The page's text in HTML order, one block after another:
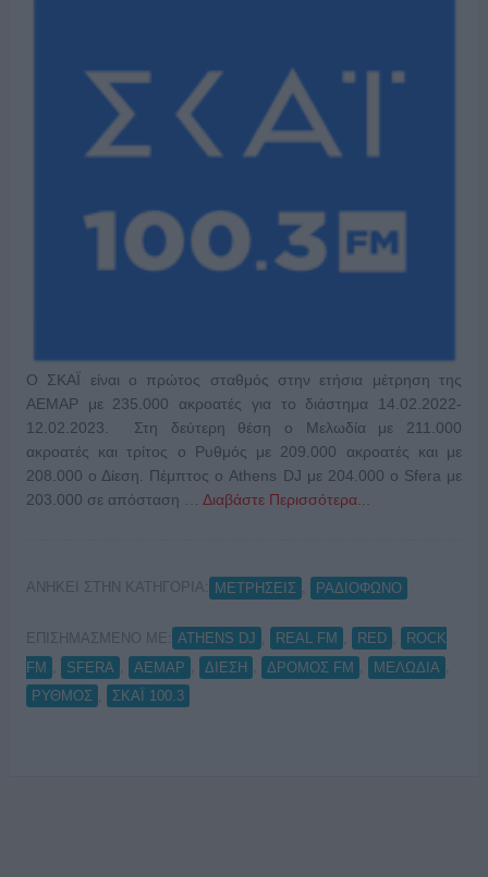
Ο ΣΚΑΪ είναι ο πρώτος σταθμός στην ετήσια μέτρηση της
ΑΕΜΑΡ με 235.000 ακροατές για το διάστημα 14.02.2022-
12.02.2023. Στη δεύτερη θέση ο Μελωδία με 211.000
ακροατές και τρίτος ο Ρυθμός με 209.000 ακροατές και με
208.000 ο Δίεση. Πέμπτος ο Athens DJ με 204.000 ο Sfera με
203.000 σε απόσταση … Διαβάστε Περισσότερα...
ΑΝΗΚΕΙ ΣΤΗΝ ΚΑΤΗΓΟΡΙΑ: ΜΕΤΡΗΣΕΙΣ ΡΑΔΙΟΦΩΝΟ
ΕΠΙΣΗΜΑΣΜΕΝΟ ΜΕ: ATHENS DJ REAL FM RED
ROCK
FM
SFERA ΑΕΜΑΡ ΔΙΕΣΗ ΔΡΟΜΟΣ FM ΜΕΛΩΔΙΑ
ΡΥΘΜΟΣ
ΣΚΑΪ 100.3